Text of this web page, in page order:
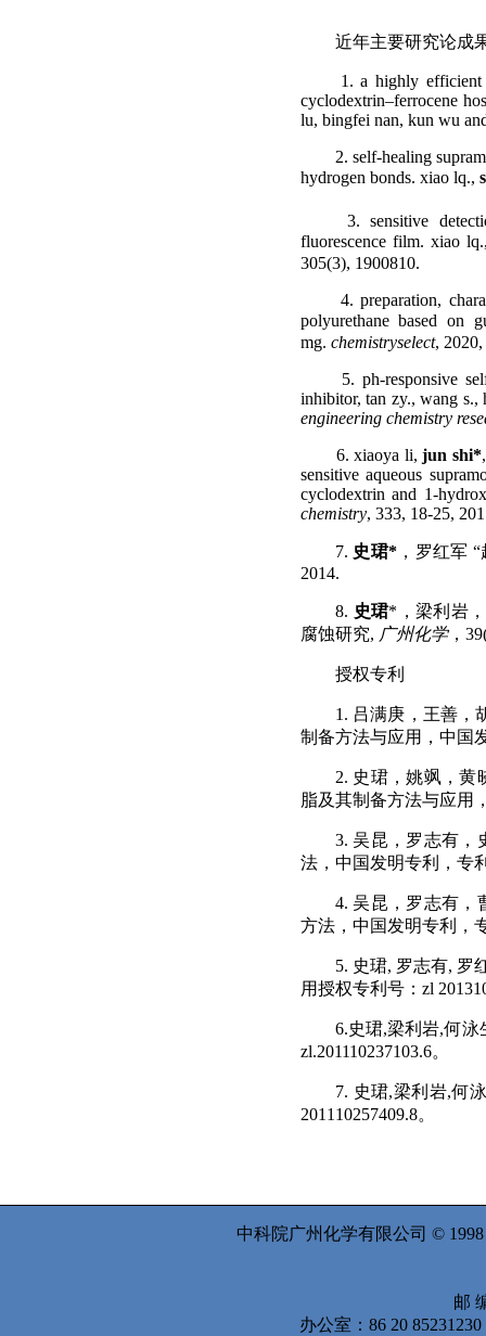
近年主要研究论成
1. a highly efficient
cyclodextrin–ferrocene
lu, bingfei nan, kun wu
2. self-healing
hydrogen bonds. xiao lq.,
3. sensitive
fluorescence film. xiao
305(3), 1900810.
4. preparation,
polyurethane based on
mg. chemistryselect,
5. ph-responsive
inhibitor, tan zy., wang
engineering chemistry
6. xiaoya li, jun shi*
sensitive aqueous
cyclodextrin and 1-
chemistry, 333, 18-25,
7. 史珺*，罗红军
2014.
8. 史珺* ，梁利岩
腐蚀研究, 广州化学，
授权专利
1. 吕满庚，王善，
制备方法与应用，中国
2. 史珺，姚飒，黄
脂及其制备方法与应用
3. 吴昆，罗志有，
法，中国发明专利，专
4. 吴昆，罗志有，
方法，中国发明专利，
5. 史珺, 罗志有, 罗
用授权专利号： zl
6.史珺,梁利岩,何泳
zl.201110237103.6。
7. 史珺,梁利岩,何
201110257409.8。
中科院广州化学有限公司 ©
邮
办公室：86 20